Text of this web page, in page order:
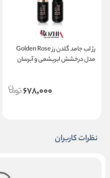
رژ لب جامد گلدن رز Golden Rose
مدل درخشش ابریشمی و آبرسان
678,000
نظرات کاربران